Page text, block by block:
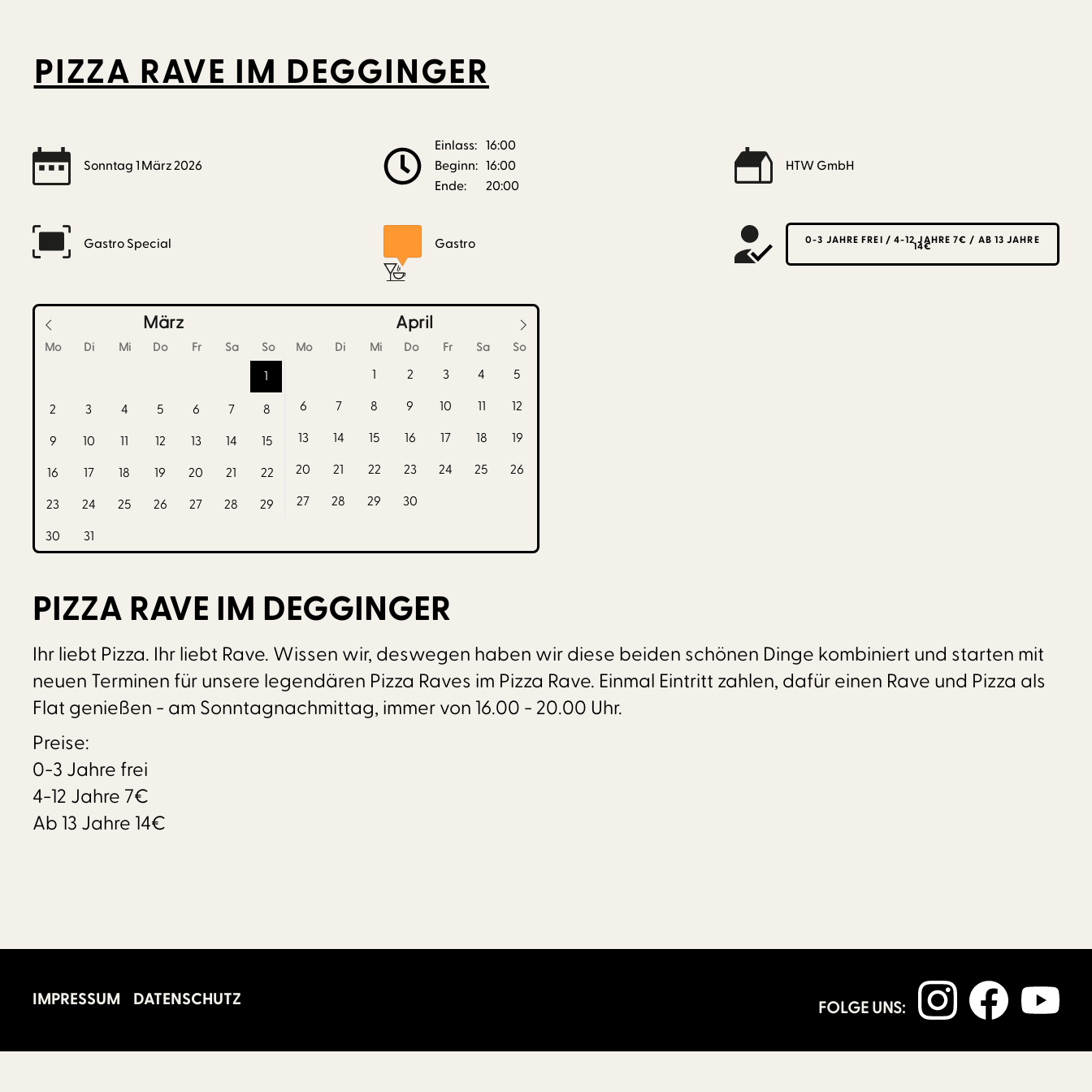
PIZZA RAVE IM DEGGINGER
Sonntag 1 März2026
Einlass: 16:00
Beginn: 16:00
Ende:
20:00
HTW GmbH
Gastro Special Gastro 0-3 JAHRE FREI / 4-12 JAHRE 7€ / AB 13 JAHRE
14€
Мärz April
Mo Di Mi Do Fr Sa So Mo Di Mi Do Fr Sa So
1
2 3 4 5 6 7
8
9
10 11 12 13 14
15
16
17 18 19 20 21
22
23
24 25 26 27 28
29
30
31
1 2 3 4
5
6
7 8 9 10 11
12
13
14 15 16 17 18
19
20
21 22 23 24 25
26
27
28 29 30
PIZZA RAVE IM DEGGINGER
Ihr liebt Pizza. Ihr liebt Rave. Wissen wir, deswegen haben wir diese beiden schönen Dinge kombiniert und starten mit
neuen Terminen für unsere legendären Pizza Raves im Pizza Rave. Einmal Eintritt zahlen, dafür einen Rave und Pizza als
Flat genießen - am Sonntagnachmittag, immer von 16.00 - 20.00 Uhr.
Preise:
0-3 Jahre frei
4-12 Jahre 7€
Ab 13 Jahre 14€
IMPRESSUM DATENSCHUTZ FOLGE UNS: